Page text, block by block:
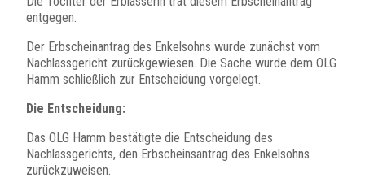
entgegen.
Der Erbscheinantrag des Enkelsohns wurde zunächst vom
Nachlassgericht zurückgewiesen. Die Sache wurde dem OLG
Hamm schließlich zur Entscheidung vorgelegt.
Die Entscheidung:
Das OLG Hamm bestätigte die Entscheidung des
Nachlassgerichts, den Erbscheinsantrag des Enkelsohns
zurückzuweisen.